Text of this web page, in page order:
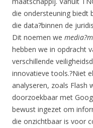
die ondersteuning biedt
die data?binnen de
Dit noemen we media?
hebben we in opdracht
verschillende
innovatieve tools.?Niet
analyseren, zoals Flash
doorzoekbaar met
bewust ingezet om
die onzichtbaar is voor